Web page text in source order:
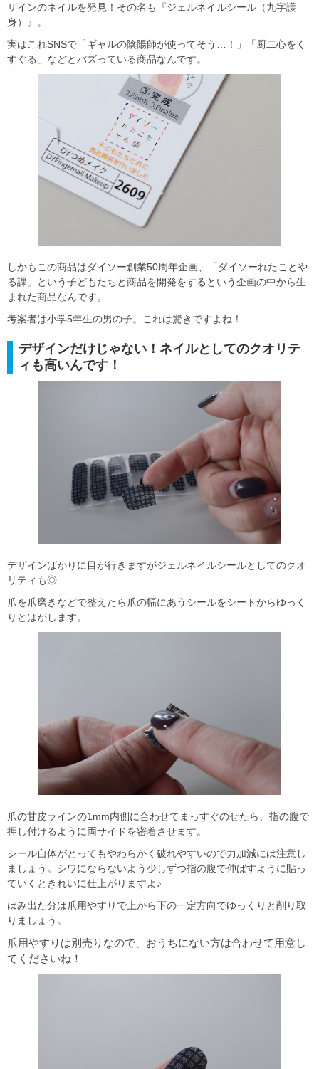
ザインのネイルを発見！その名も『ジェルネイルシール（九字護
身）』。
実はこれSNSで「ギャルの陰陽師が使ってそう…！」「厨二心をく
すぐる」などとバズっている商品なんです。
しかもこの商品はダイソー創業50周年企画、「ダイソーれたことや
る課」という子どもたちと商品を開発をするという企画の中から生
まれた商品なんです。
考案者は小学5年生の男の子。これは驚きですよね！
デザインだけじゃない！ネイルとしてのクオリテ
ィも高いんです！
デザインばかりに目が行きますがジェルネイルシールとしてのクオ
リティも◎
爪を爪磨きなどで整えたら爪の幅にあうシールをシートからゆっく
りとはがします。
爪の甘皮ラインの1mm内側に合わせてまっすぐのせたら、指の腹で
押し付けるように両サイドを密着させます。
シール自体がとってもやわらかく破れやすいので力加減には注意し
ましょう。シワにならないよう少しずつ指の腹で伸ばすように貼っ
ていくときれいに仕上がりますよ♪
はみ出た分は爪用やすりで上から下の一定方向でゆっくりと削り取
りましょう。
爪用やすりは別売りなので、おうちにない方は合わせて用意し
てくださいね！